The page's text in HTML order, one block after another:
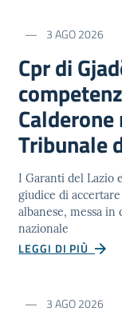
3 AGO 2026
Cpr di
Tribunale
I Garanti del Lazio
giudice di
albanese, messa in
nazionale
LEGGI DI PIÙ
3 AGO 2026